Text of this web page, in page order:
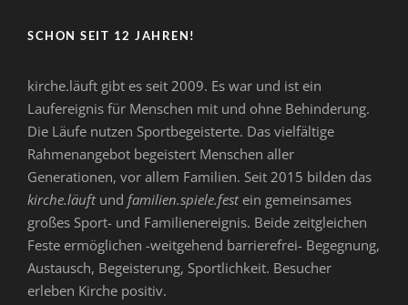
SCHON SEIT 12 JAHREN!
kirche.läuft gibt es seit 2009. Es war und ist ein
Laufereignis für Menschen mit und ohne Behinderung.
Die Läufe nutzen Sportbegeisterte. Das vielfältige
Rahmenangebot begeistert Menschen aller
Generationen, vor allem Familien. Seit 2015 bilden das
kirche.läuft und familien.spiele.fest ein gemeinsames
großes Sport- und Familienereignis. Beide zeitgleichen
Feste ermöglichen -weitgehend barrierefrei- Begegnung,
Austausch, Begeisterung, Sportlichkeit. Besucher
erleben Kirche positiv.